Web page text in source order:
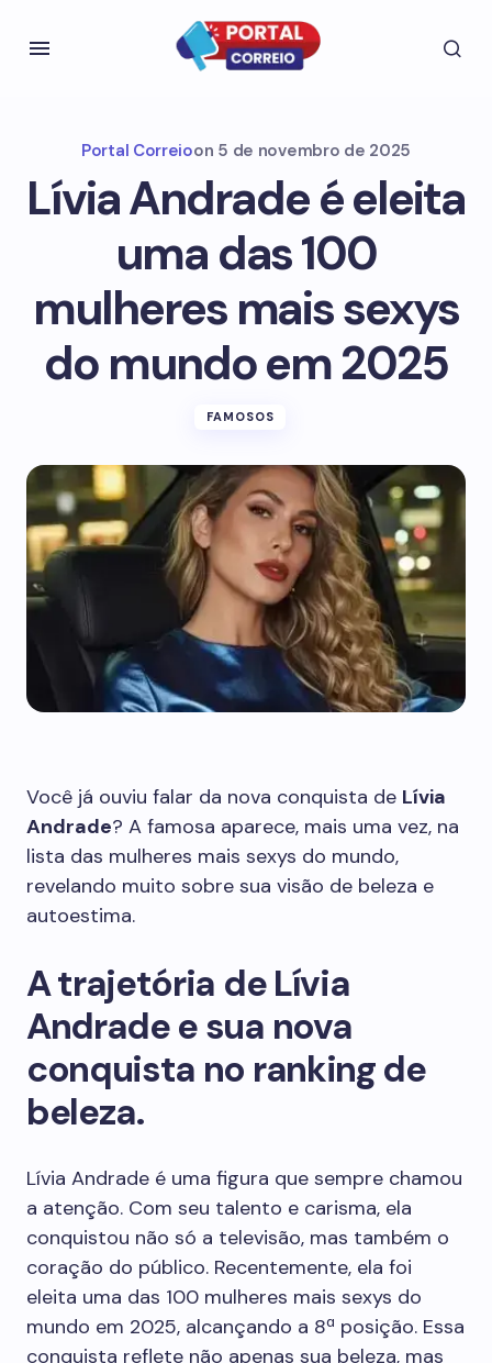
Portal Correioon 5 de novembro de 2025
Lívia Andrade é eleita
uma das 100
mulheres mais sexys
do mundo em 2025
FAMOSOS
Você já ouviu falar da nova conquista de Lívia
Andrade? A famosa aparece, mais uma vez, na
lista das mulheres mais sexys do mundo,
revelando muito sobre sua visão de beleza e
autoestima.
A trajetória de Lívia
Andrade e sua nova
conquista no ranking de
beleza.
Lívia Andrade é uma figura que sempre chamou
a atenção. Com seu talento e carisma, ela
conquistou não só a televisão, mas também o
coração do público. Recentemente, ela foi
eleita uma das 100 mulheres mais sexys do
mundo em 2025, alcançando a 8ª posição. Essa
conquista reflete não apenas sua beleza, mas